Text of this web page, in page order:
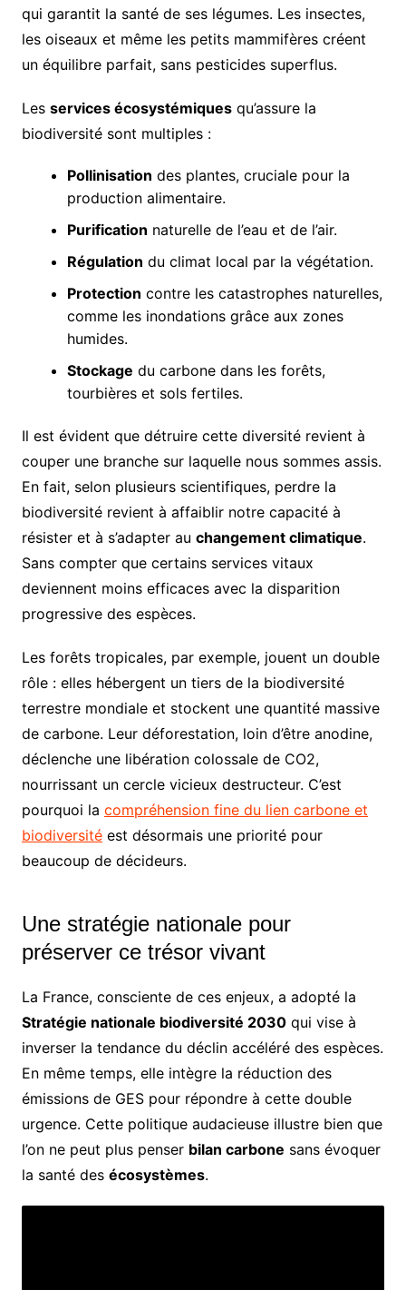
qui garantit la santé de ses légumes. Les insectes,
les oiseaux et même les petits mammifères créent
un équilibre parfait, sans pesticides superflus.
Les services écosystémiquesqu’assure la
biodiversité sont multiples :
Pollinisation des plantes, cruciale pour la
production alimentaire.
Purification naturelle de l’eau et de l’air.
Régulation du climat local par la végétation.
Protection contre les catastrophes naturelles,
comme les inondations grâce aux zones
humides.
Stockage du carbone dans les forêts,
tourbières et sols fertiles.
Il est évident que détruire cette diversité revient à
couper une branche sur laquelle nous sommes assis.
En fait, selon plusieurs scientifiques, perdre la
biodiversité revient à affaiblir notre capacité à
résister et à s’adapter au changement climatique.
Sans compter que certains services vitaux
deviennent moins efficaces avec la disparition
progressive des espèces.
Les forêts tropicales, par exemple, jouent un double
rôle : elles hébergent un tiers de la biodiversité
terrestre mondiale et stockent une quantité massive
de carbone. Leur déforestation, loin d’être anodine,
déclenche une libération colossale de CO2,
nourrissant un cercle vicieux destructeur. C’est
pourquoi la compréhension fine du lien carbone et
biodiversitéest désormais une priorité pour
beaucoup de décideurs.
Une stratégie nationale pour
préserver ce trésor vivant
La France, consciente de ces enjeux, a adopté la
Stratégie nationale biodiversité 2030qui vise à
inverser la tendance du déclin accéléré des espèces.
En même temps, elle intègre la réduction des
émissions de GES pour répondre à cette double
urgence. Cette politique audacieuse illustre bien que
l’on ne peut plus penser bilan carbone sans évoquer
la santé des écosystèmes.